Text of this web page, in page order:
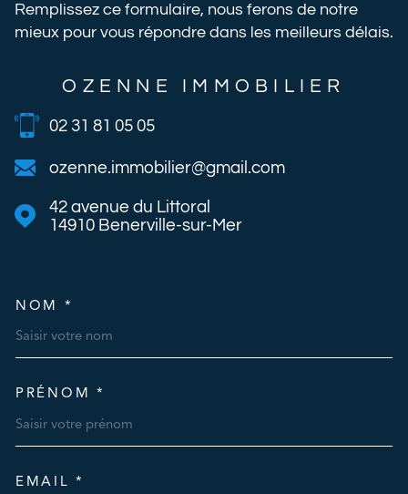
Remplissez ce formulaire, nous ferons de notre
mieux pour vous répondre dans les meilleurs délais.
OZENNE IMMOBILIER
02 31 81 05 05
ozenne.immobilier@gmail.com
42 avenue du Littoral
14910
Benerville-sur-Mer
NOM *
PRÉNOM *
EMAIL *